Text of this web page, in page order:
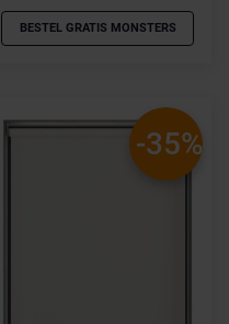
BESTEL GRATIS MONSTERS
-35%